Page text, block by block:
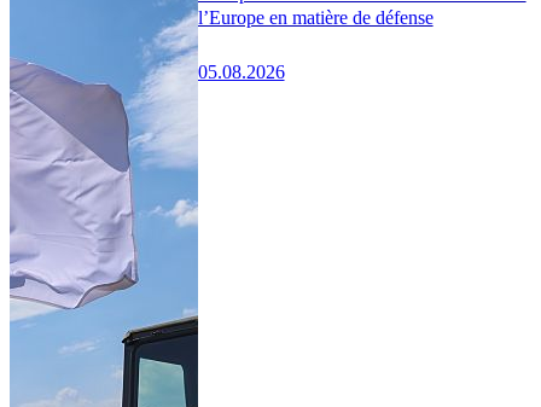
l’Europe en matière de défense
05.08.2026